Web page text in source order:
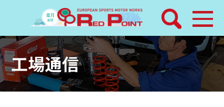
検索
ホーム
トピックス
工場通信